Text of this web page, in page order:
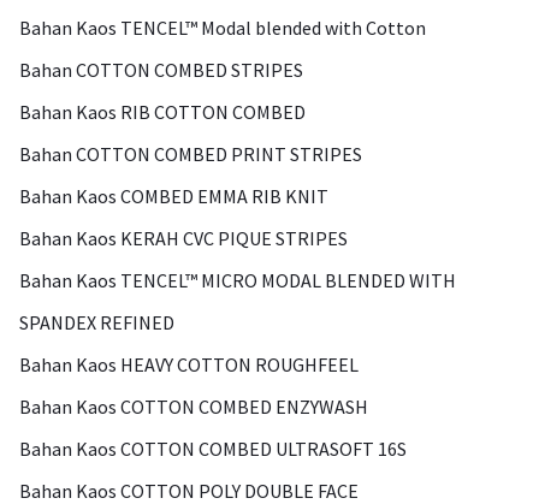
Bahan Kaos TENCEL™ Modal blended with Cotton
Bahan COTTON COMBED STRIPES
Bahan Kaos RIB COTTON COMBED
Bahan COTTON COMBED PRINT STRIPES
Bahan Kaos COMBED EMMA RIB KNIT
Bahan Kaos KERAH CVC PIQUE STRIPES
Bahan Kaos TENCEL™ MICRO MODAL BLENDED WITH
SPANDEX REFINED
Bahan Kaos HEAVY COTTON ROUGHFEEL
Bahan Kaos COTTON COMBED ENZYWASH
Bahan Kaos COTTON COMBED ULTRASOFT 16S
Bahan Kaos COTTON POLY DOUBLE FACE